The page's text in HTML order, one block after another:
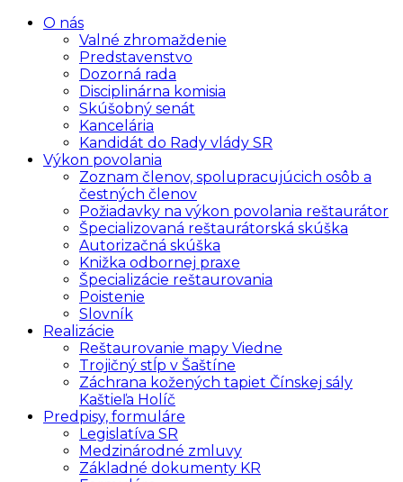
O nás
Valné zhromaždenie
Predstavenstvo
Dozorná rada
Disciplinárna komisia
Skúšobný senát
Kancelária
Kandidát do Rady vlády SR
Výkon povolania
Zoznam členov, spolupracujúcich osôb a
čestných členov
Požiadavky na výkon povolania reštaurátor
Špecializovaná reštaurátorská skúška
Autorizačná skúška
Knižka odbornej praxe
Špecializácie reštaurovania
Poistenie
Slovník
Realizácie
Reštaurovanie mapy Viedne
Trojičný stĺp v Šaštíne
Záchrana kožených tapiet Čínskej sály
Kaštieľa Holíč
Predpisy, formuláre
Legislatíva SR
Medzinárodné zmluvy
Základné dokumenty KR